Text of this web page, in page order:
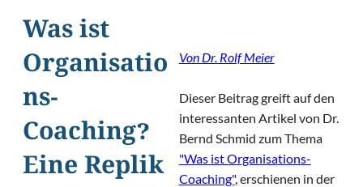
Was ist
Organisatio
ns-
Coaching?
Eine Replik
Von Dr. Rolf Meier
Dieser Beitrag greift auf den
interessanten Artikel von Dr.
Bernd Schmid zum Thema
"Was ist Organisations-
Coaching", erschienen in der